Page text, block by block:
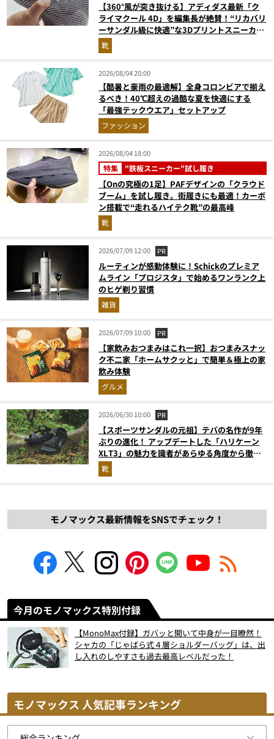
【360°風が突き抜ける】アディダス最新「ク
ライマクール 4D」を編集長が絶賛！“リカバリ
ーサンダル級に快適”な3Dプリントスニーカー
『コレ買いです』Vol.173
靴
2026/08/04 20:00
【酷暑と豪雨の最適解】全身コロンビアで揃え
るべき！40℃超えの過酷な夏を快適にする
「最強テックウエア」セットアップ
ファッション
2026/08/04 18:00
特集 "鉄板スニーカー"試し履き
【Onの究極の1足】PAFデザインの「クラウド
ブーム」を試し履き。街履きにも最適！カーボ
ン搭載で“走れるハイテク靴”の最高峰
靴
2026/07/09 12:00 PR
ルーティンが感動体験に！Schickのプレミア
ムライン「プロジスタ」で始めるワンランク上
のヒゲ剃り習慣
雑貨
2026/07/09 10:00 PR
【家飲みおつまみはこれ一択】おつまみスナッ
ク不二家「ホームサクッと」で簡単＆極上の家
飲み体験
グルメ
2026/06/30 10:00 PR
【スポーツサンダルの元祖】テバの名作が9年
ぶりの進化！ アップデートした「ハリケーン
XLT3」の魅力を識者があらゆる角度から徹底
解説！
靴
モノマックス最新情報をSNSでチェック！
今月のモノマックス特別付録
【MonoMax付録】ガバッと開いて中身が一目瞭然！
シャカの「じゃばら式４層ショルダーバッグ」は、出
し入れのしやすさも過去最高レベルだった！
モノマックス 人気記事ランキング